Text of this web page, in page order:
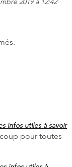
infos utiles à savoir
pour toutes